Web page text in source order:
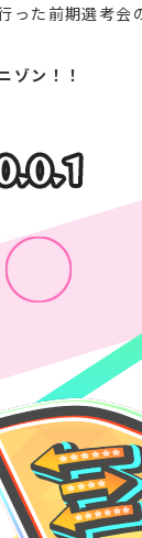
った前期選考会
ゾン！！